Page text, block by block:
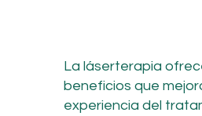
La láserterapia
beneficios que
experiencia del